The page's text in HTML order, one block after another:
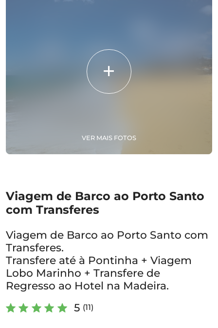
VER MAIS FOTOS
Viagem de Barco ao Porto Santo
com Transferes
Viagem de Barco ao Porto Santo com
Transferes.
Transfere até à Pontinha + Viagem
Lobo Marinho + Transfere de
Regresso ao Hotel na Madeira.
5 (11)